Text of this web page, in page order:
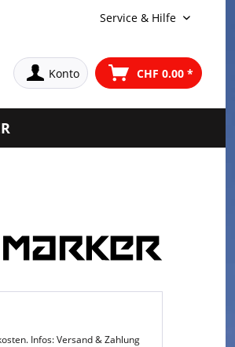
Service & Hilfe
Konto CHF 0.00 *
Infos: Versand & Zahlung